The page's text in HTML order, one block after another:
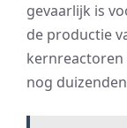
gevaarlijk is
de productie
nog